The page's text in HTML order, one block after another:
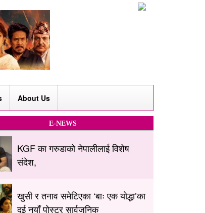
About Us
E-NEWS
KGF का गरुडाको नेपालीलाई विशेष
संदेश,
खुसी र तनाव समेटिएका ‘बाः एक योद्धा’का
दुई नयाँ पोस्टर सार्वजनिक